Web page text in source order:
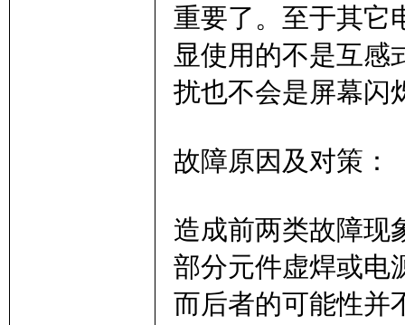
重要了。至于其它
显使用的不是互感
扰也不会是屏幕闪
故障原因及对策：
造成前两类故障现
部分元件虚焊或电
而后者的可能性